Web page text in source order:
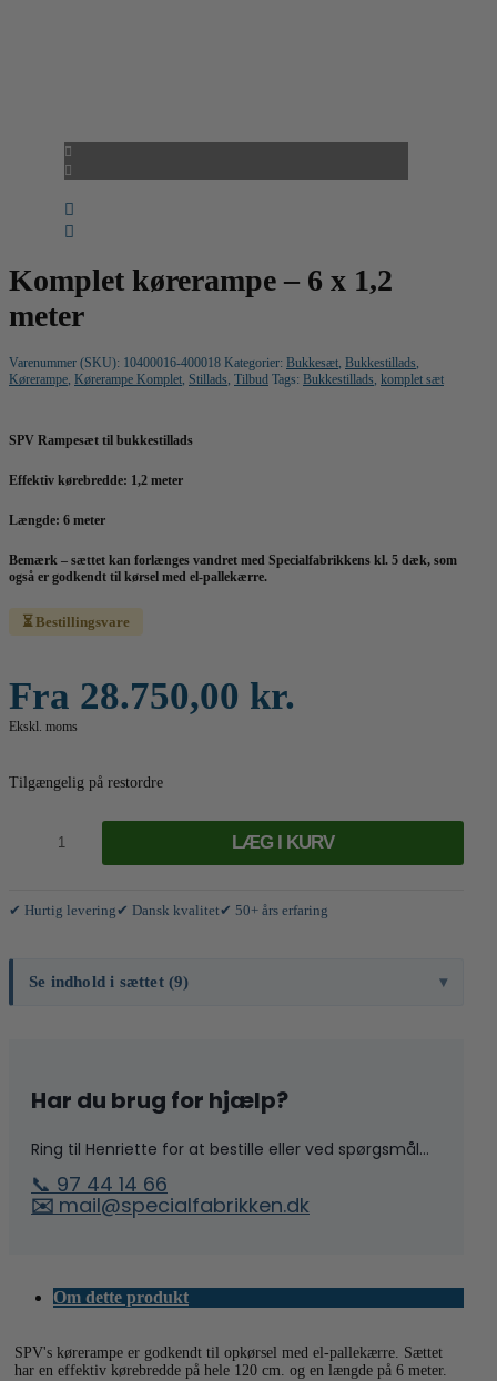
Komplet kørerampe – 6 x 1,2
meter
Varenummer (SKU): 10400016-400018 Kategorier: Bukkesæt Bukkestillads
Kørerampe Kørerampe Komplet Stillads Tilbud Tags: Bukkestillads komplet sæt
SPV Rampesæt til bukkestillads
Effektiv kørebredde: 1,2 meter
Længde: 6 meter
Bemærk – sættet kan forlænges vandret med Specialfabrikkens kl. 5 dæk, som
også er godkendt til kørsel med el-pallekærre.
⏳ Bestillingsvare
Fra 28.750,00 kr.
Ekskl. moms
Tilgængelig på restordre
kørerampe
1,2
LÆG I KURV
✔ Hurtig levering✔ Dansk kvalitet✔ 50+ års erfaring
Se indhold i sættet (9)
Har du brug for hjælp?
Ring til Henriette for at bestille eller ved spørgsmål...
📞 97 44 14 66
✉️ mail@specialfabrikken.dk
Om dette produkt
SPV's kørerampe er godkendt til opkørsel med el-pallekærre. Sættet
har en effektiv kørebredde på hele 120 cm. og en længde på 6 meter.